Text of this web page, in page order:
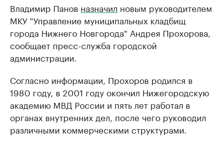
Владимир Панов назначил новым руководителем
МКУ "Управление муниципальных кладбищ
города Нижнего Новгорода" Андрея Прохорова,
сообщает пресс-служба городской
администрации.
Согласно информации, Прохоров родился в
1980 году, в 2001 году окончил Нижегородскую
академию МВД России и пять лет работал в
органах внутренних дел, после чего руководил
различными коммерческими структурами.